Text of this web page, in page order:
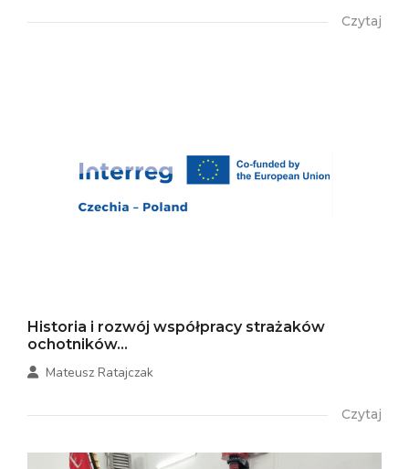
Czytaj
Historia i rozwój współpracy strażaków
ochotników...
Mateusz Ratajczak
Czytaj